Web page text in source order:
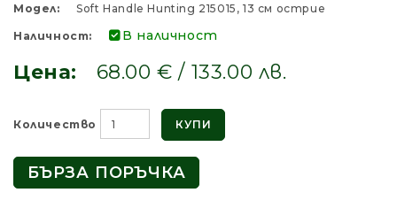
Модел:
Soft Handle Hunting 215015, 13 см острие
Наличност: В наличност
Цена: 68.00 € / 133.00 лв.
Количество КУПИ
БЪРЗА ПОРЪЧКА